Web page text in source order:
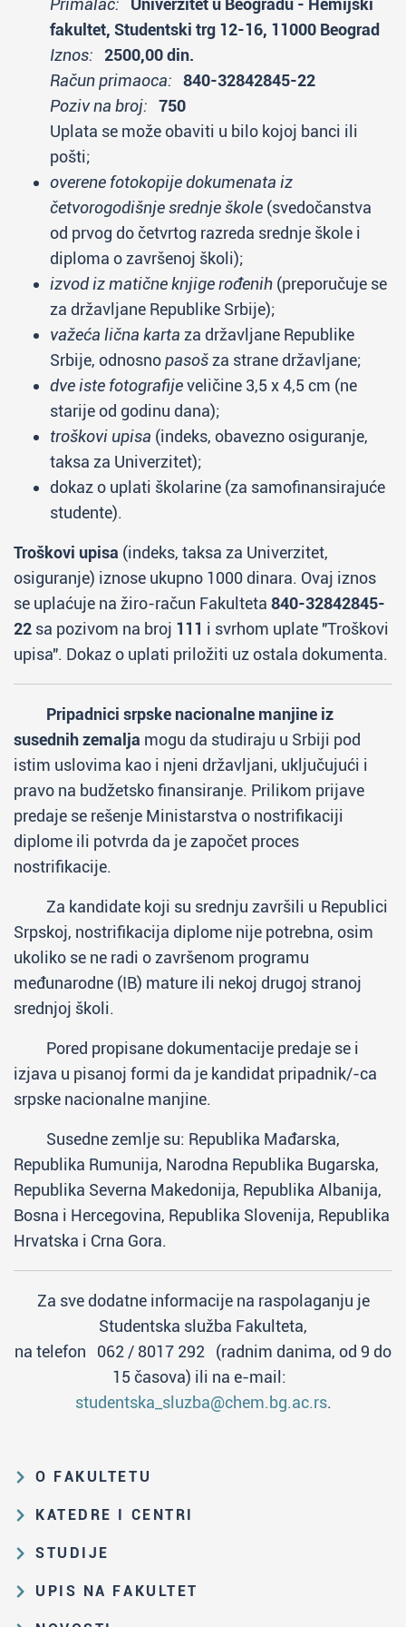
O FAKULTETU
Obrazovna i naučna delatnost
struktura
Zakon o visokom obrazovanju i
KATEDRE I CENTRI
Katedra za analitičku hemiju
Katedra za nastavu hemije
STUDIJE
Put studiranja na HF
UPIS NA FAKULTET
Rezultati prijemnih ispita i rang-
Primalac:
Univerzitet u Beogradu - Hemijski
fakultet, Studentski trg 12-16, 11000 Beograd
Iznos:
2500,00 din.
Račun primaoca:
840-32842845-22
Poziv na broj:
750
Uplata se može obaviti u bilo kojoj banci ili
pošti;
overene fotokopije dokumenata iz
četvorogodišnje srednje škole (svedočanstva
od prvog do četvrtog razreda srednje škole i
diploma o završenoj školi);
izvod iz matične knjige rođenih (preporučuje se
za državljane Republike Srbije);
važeća lična karta za državljane Republike
Srbije, odnosnopasošza strane državljane;
dve iste fotografijeveličine 3,5 x 4,5 cm (ne
starije od godinu dana);
troškovi upisa (indeks, obavezno osiguranje,
taksa za Univerzitet);
dokaz o uplati školarine (za samofinansirajuće
studente).
Troškovi upisa (indeks, taksa za Univerzitet,
osiguranje) iznose ukupno 1000 dinara. Ovaj iznos
se uplaćuje na žiro-račun Fakulteta 840-32842845-
22 sa pozivom na broj 111 i svrhom uplate "Troškovi
upisa". Dokaz o uplati priložiti uz ostala dokumenta.
Pripadnici srpske nacionalne manjine iz
susednih zemalja mogu da studiraju u Srbiji pod
istim uslovima kao i njeni državljani, uključujući i
pravo na budžetsko finansiranje. Prilikom prijave
predaje se rešenje Ministarstva o nostrifikaciji
diplome ili potvrda da je započet proces
nostrifikacije.
Za kandidate koji su srednju završili u Republici
Srpskoj, nostrifikacija diplome nije potrebna, osim
ukoliko se ne radi o završenom programu
međunarodne (IB) mature ili nekoj drugoj stranoj
srednjoj školi.
Pored propisane dokumentacije predaje se i
izjava u pisanoj formi da je kandidat pripadnik/-ca
srpske nacionalne manjine.
Susedne zemlje su: Republika Mađarska,
Republika Rumunija, Narodna Republika Bugarska,
Republika Severna Makedonija, Republika Albanija,
Bosna i Hercegovina, Republika Slovenija, Republika
Hrvatska i Crna Gora.
Za sve dodatne informacije na raspolaganju je
Studentska služba Fakulteta,
na telefon 062 / 8017 292 (radnim danima, od 9 do
15 časova) ili na e-mail:
studentska_sluzba@chem.bg.ac.rs.